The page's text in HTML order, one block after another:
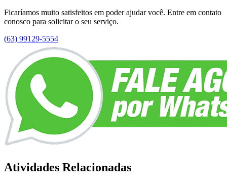
Ficaríamos muito satisfeitos em poder ajudar você. Entre em contato
conosco para solicitar o seu serviço.
(63) 99129-5554
Atividades Relacionadas